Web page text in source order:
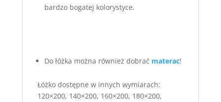
bardzo bogatej kolorystyce.
Do łóżka można również dobrać materac!
Łóżko dostępne w innych wymiarach:
120×200, 140×200, 160×200, 180×200,